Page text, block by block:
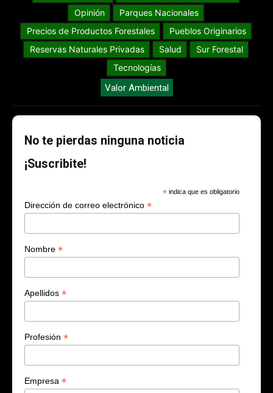
Opinión
Parques Nacionales
Precios de Productos Forestales
Pueblos Originarios
Reservas Naturales Privadas
Salud
Sur Forestal
Tecnologías
Valor Ambiental
No te pierdas ninguna noticia
¡Suscribite!
* indica que es obligatorio
Dirección de correo electrónico *
Nombre *
Apellidos *
Profesión *
Empresa *